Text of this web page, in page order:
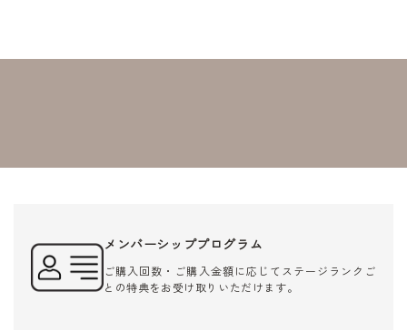
メンバーシッププログラム
ご購入回数・ご購入金額に応じてステージランクご
との特典をお受け取りいただけます。